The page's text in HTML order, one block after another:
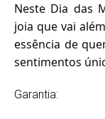
Neste Dia das
joia que vai
essência de
sentimentos
Garantia: